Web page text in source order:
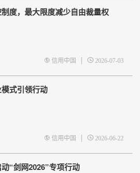
度，最大限度减少自由裁量权
信用中国 | 2026-07-03
式引领行动
信用中国 | 2026-06-22
“剑网2026”专项行动